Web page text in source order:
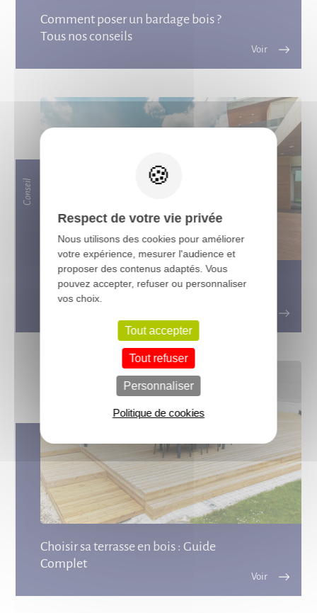
Comment poser un bardage bois ?
Tous nos conseils
Conseil
Tout ce que vous devez savoir sur les
terrasses en bois exotique
Choisir sa terrasse en bois : Guide
Complet
Respect de votre vie privée
Nous utilisons des cookies pour améliorer
votre expérience, mesurer l'audience et
proposer des contenus adaptés. Vous
pouvez accepter, refuser ou personnaliser
vos choix.
Tout accepter
Tout refuser
Personnaliser
Politique de cookies